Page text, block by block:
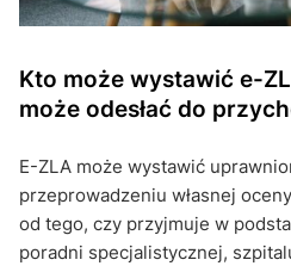
Kto może wystawić e-
może odesłać do
E-ZLA może wystawić
przeprowadzeniu własnej
od tego, czy przyjmuje w
poradni specjalistycznej,